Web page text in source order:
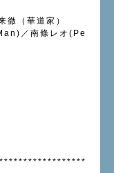
徹（華道家）
／南條レオ(Pe